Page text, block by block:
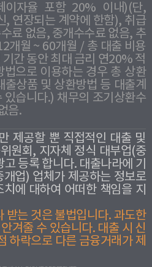
이자율 포함 20% 이내)(단,
, 연장되는 계약에 한함), 취급
료 없음, 중개수수료 없음, 추
개월 ~ 60개월 / 총 대출 비용
간 동안 최대 금리 연20% 적
으로 이용하는 경우 총 상환
상품 및 상환방법 등 대출계
있습니다.) 채무의 조기상환수
음.
제공할 뿐 직접적인 대출 및
원회, 지자체 정식 대부업(중
등록 합니다. 대출나라에 기
업) 업체가 제공하는 정보로
에 대하여 어떠한 책임을 지
받는 것은 불법입니다. 과도한
겨줄 수 있습니다. 대출 시 신
하락으로 다른 금융거래가 제